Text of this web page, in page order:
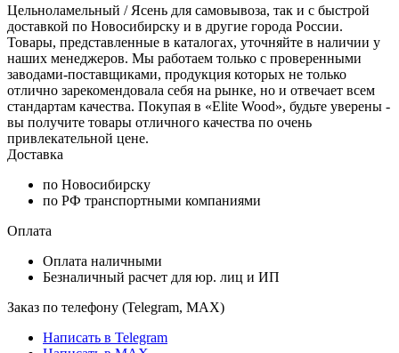
Цельноламельный / Ясень для самовывоза, так и с быстрой
доставкой по Новосибирску и в другие города России.
Товары, представленные в каталогах, уточняйте в наличии у
наших менеджеров. Мы работаем только с проверенными
заводами-поставщиками, продукция которых не только
отлично зарекомендовала себя на рынке, но и отвечает всем
стандартам качества. Покупая в «Elite Wood», будьте уверены -
вы получите товары отличного качества по очень
привлекательной цене.
Доставка
по Новосибирску
по РФ транспортными компаниями
Оплата
Оплата наличными
Безналичный расчет для юр. лиц и ИП
Заказ по телефону (Telegram, MAX)
Написать в Telegram